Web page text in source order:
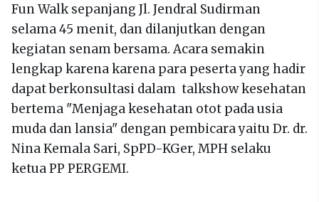
Fun Walk sepanjang Jl. Jendral Sudirman
selama 45 menit, dan dilanjutkan dengan
kegiatan senam bersama. Acara semakin
lengkap karena karena para peserta yang hadir
dapat berkonsultasi dalam talkshow kesehatan
bertema "Menjaga kesehatan otot pada usia
muda dan lansia" dengan pembicara yaitu Dr. dr.
Nina Kemala Sari, SpPD-KGer, MPH selaku
ketua PP PERGEMI.